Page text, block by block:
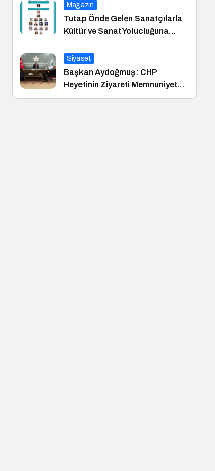
Magazin
Tutap Önde Gelen Sanatçılarla
Kültür ve Sanat Yolucluğuna
Devam Ediyor
Siyaset
Başkan Aydoğmuş: CHP
Heyetinin Ziyareti Memnuniyet
Verici